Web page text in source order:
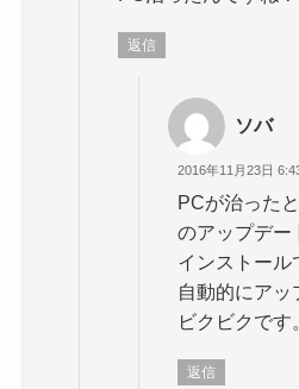
返信
ソバ
2016年11月23日
PCが治った
のアップデー
インストール
自動的にアッ
ビクビクです。
返信